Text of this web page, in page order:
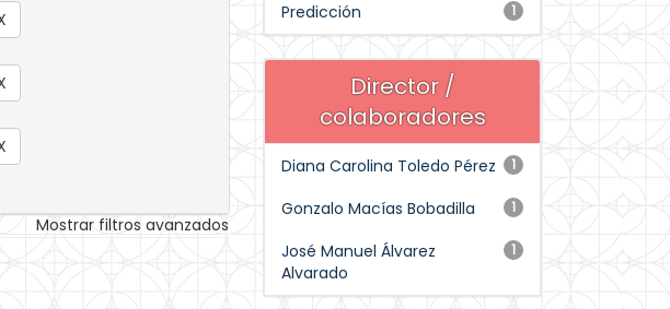
Mostrar filtros avanzados
1
Predicción
Director /
colaboradores
1
Diana Carolina Toledo Pérez
1
Gonzalo Macías Bobadilla
1
José Manuel Álvarez
Alvarado